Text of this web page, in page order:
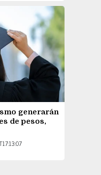
generarán
de pesos,